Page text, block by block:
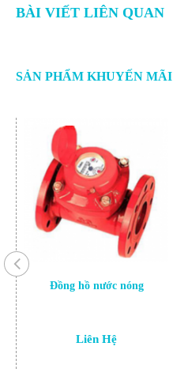
BÀI VIẾT LIÊN QUAN
SẢN PHẨM KHUYẾN MÃI
Đồng hồ nước nóng
Liên Hệ